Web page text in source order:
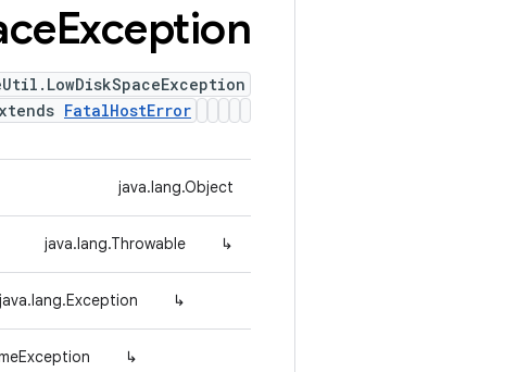
Exception
FatalHostError
java.lang.Object
↳
java.lang.Throwable
↳
java.lang.Exception
↳